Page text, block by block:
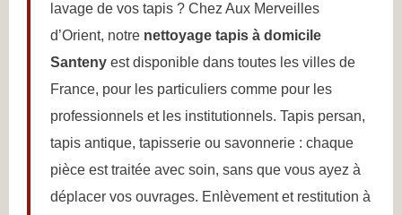
lavage de vos tapis ? Chez Aux Merveilles
d’Orient, notre nettoyage tapis à domicile
Santeny est disponible dans toutes les villes de
France, pour les particuliers comme pour les
professionnels et les institutionnels. Tapis persan,
tapis antique, tapisserie ou savonnerie : chaque
pièce est traitée avec soin, sans que vous ayez à
déplacer vos ouvrages. Enlèvement et restitution à